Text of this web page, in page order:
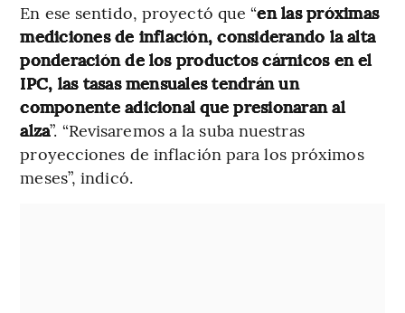
En ese sentido, proyectó que “en las próximas
mediciones de inflación, considerando la alta
ponderación de los productos cárnicos en el
IPC, las tasas mensuales tendrán un
componente adicional que presionaran al
alza”. “Revisaremos a la suba nuestras
proyecciones de inflación para los próximos
meses”, indicó.